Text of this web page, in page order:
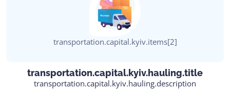
transportation.capital.kyiv.items[2]
transportation.capital.kyiv.hauling.title
transportation.capital.kyiv.hauling.description